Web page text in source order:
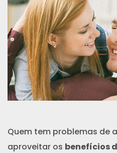
Quem tem problemas de
aproveitar os benefícios